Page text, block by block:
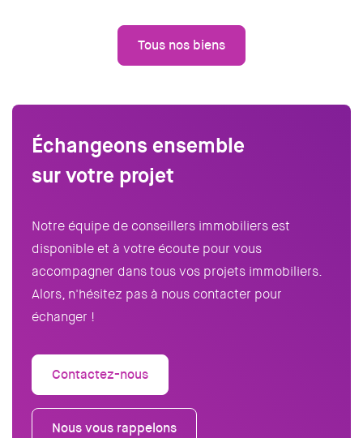
Tous nos biens
Échangeons ensemble
sur votre projet
Notre équipe de conseillers immobiliers est
disponible et à votre écoute pour vous
accompagner dans tous vos projets immobiliers.
Alors, n'hésitez pas à nous contacter pour
échanger !
Contactez-nous
Nous vous rappelons